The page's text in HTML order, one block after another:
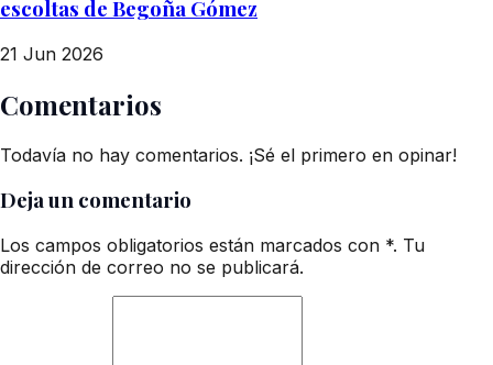
escoltas de Begoña Gómez
21 Jun 2026
Comentarios
Todavía no hay comentarios. ¡Sé el primero en opinar!
Deja un comentario
Los campos obligatorios están marcados con *. Tu
dirección de correo no se publicará.